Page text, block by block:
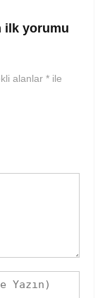
ilk yorumu
alanlar * ile